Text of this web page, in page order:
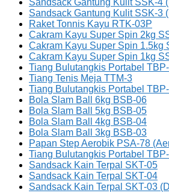
Sandsack Gantung Kulit SSK-4
Sandsack Gantung Kulit SSK-3
Raket Tonnis Kayu RTK-03P
Cakram Kayu Super Spin 2kg
Cakram Kayu Super Spin 1.5kg
Cakram Kayu Super Spin 1kg
Tiang Bulutangkis Portabel
Tiang Tenis Meja TTM-3
Tiang Bulutangkis Portabel
Bola Slam Ball 6kg BSB-06
Bola Slam Ball 5kg BSB-05
Bola Slam Ball 4kg BSB-04
Bola Slam Ball 3kg BSB-03
Papan Step Aerobik PSA-78
Tiang Bulutangkis Portabel
Sandsack Kain Terpal SKT-05
Sandsack Kain Terpal SKT-04
Sandsack Kain Terpal SKT-03